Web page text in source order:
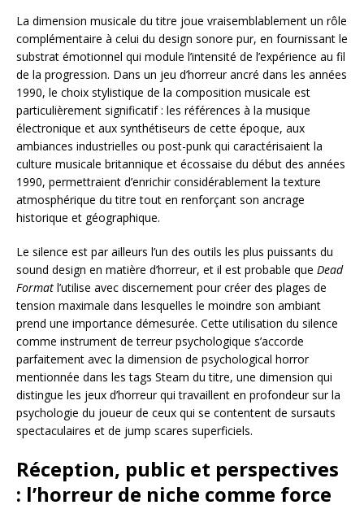
La dimension musicale du titre joue vraisemblablement un rôle
complémentaire à celui du design sonore pur, en fournissant le
substrat émotionnel qui module l’intensité de l’expérience au fil
de la progression. Dans un jeu d’horreur ancré dans les années
1990, le choix stylistique de la composition musicale est
particulièrement significatif : les références à la musique
électronique et aux synthétiseurs de cette époque, aux
ambiances industrielles ou post-punk qui caractérisaient la
culture musicale britannique et écossaise du début des années
1990, permettraient d’enrichir considérablement la texture
atmosphérique du titre tout en renforçant son ancrage
historique et géographique.
Le silence est par ailleurs l’un des outils les plus puissants du
sound design en matière d’horreur, et il est probable que Dead
Format l’utilise avec discernement pour créer des plages de
tension maximale dans lesquelles le moindre son ambiant
prend une importance démesurée. Cette utilisation du silence
comme instrument de terreur psychologique s’accorde
parfaitement avec la dimension de psychological horror
mentionnée dans les tags Steam du titre, une dimension qui
distingue les jeux d’horreur qui travaillent en profondeur sur la
psychologie du joueur de ceux qui se contentent de sursauts
spectaculaires et de jump scares superficiels.
Réception, public et perspectives
: l’horreur de niche comme force